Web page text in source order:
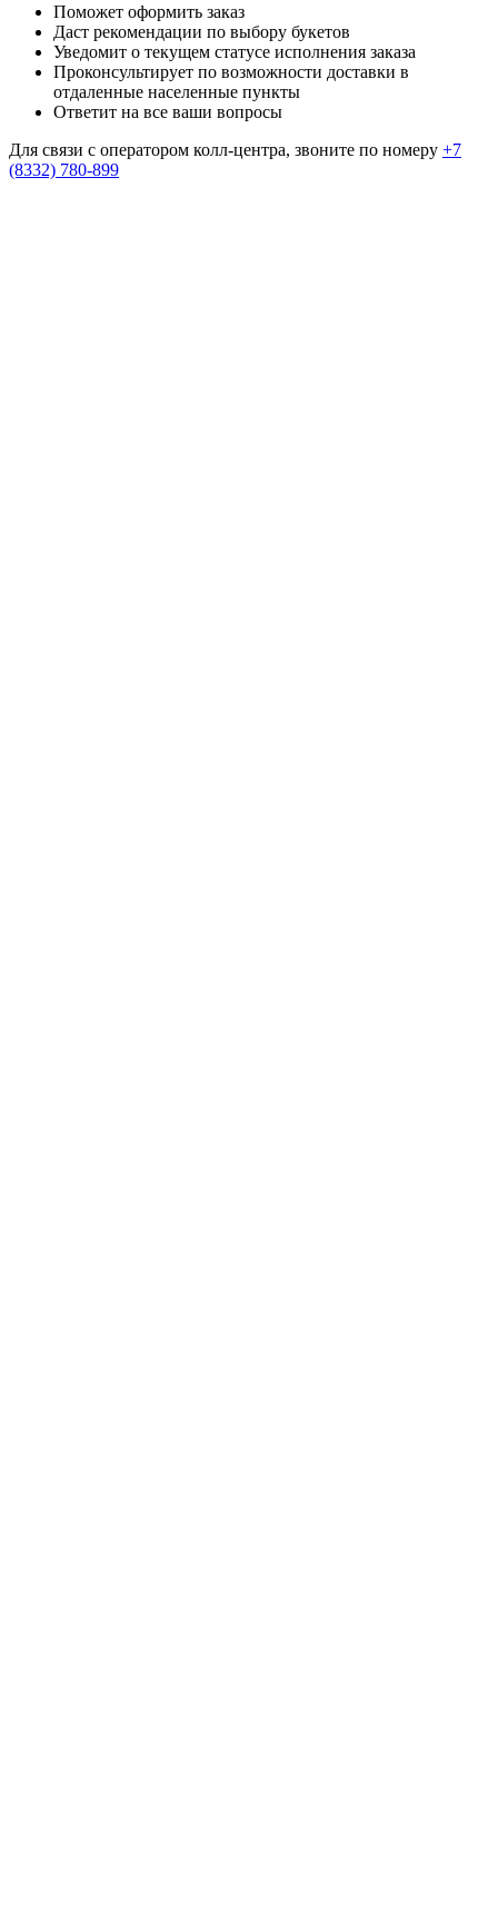
Поможет оформить заказ
Даст рекомендации по выбору букетов
Уведомит о текущем статусе исполнения заказа
Проконсультирует по возможности доставки в
отдаленные населенные пункты
Ответит на все ваши вопросы
Для связи с оператором колл-центра, звоните по номеру +7
(8332) 780-899